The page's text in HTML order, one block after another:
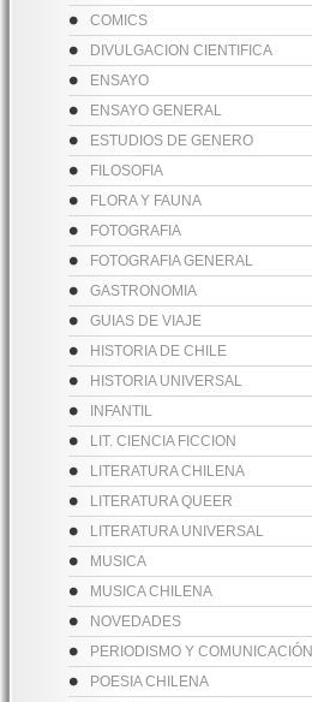
COMICS
DIVULGACION CIENTIFICA
ENSAYO
ENSAYO GENERAL
ESTUDIOS DE GENERO
FILOSOFIA
FLORA Y FAUNA
FOTOGRAFIA
FOTOGRAFIA GENERAL
GASTRONOMIA
GUIAS DE VIAJE
HISTORIA DE CHILE
HISTORIA UNIVERSAL
INFANTIL
LIT. CIENCIA FICCION
LITERATURA CHILENA
LITERATURA QUEER
LITERATURA UNIVERSAL
MUSICA
MUSICA CHILENA
NOVEDADES
PERIODISMO Y COMUNICACIÓN
POESIA CHILENA